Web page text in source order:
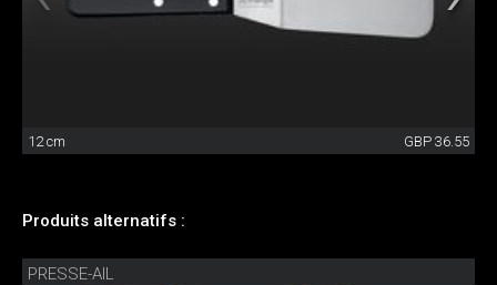
12 cm GBP 36.55
Produits alternatifs :
PRESSE-AIL